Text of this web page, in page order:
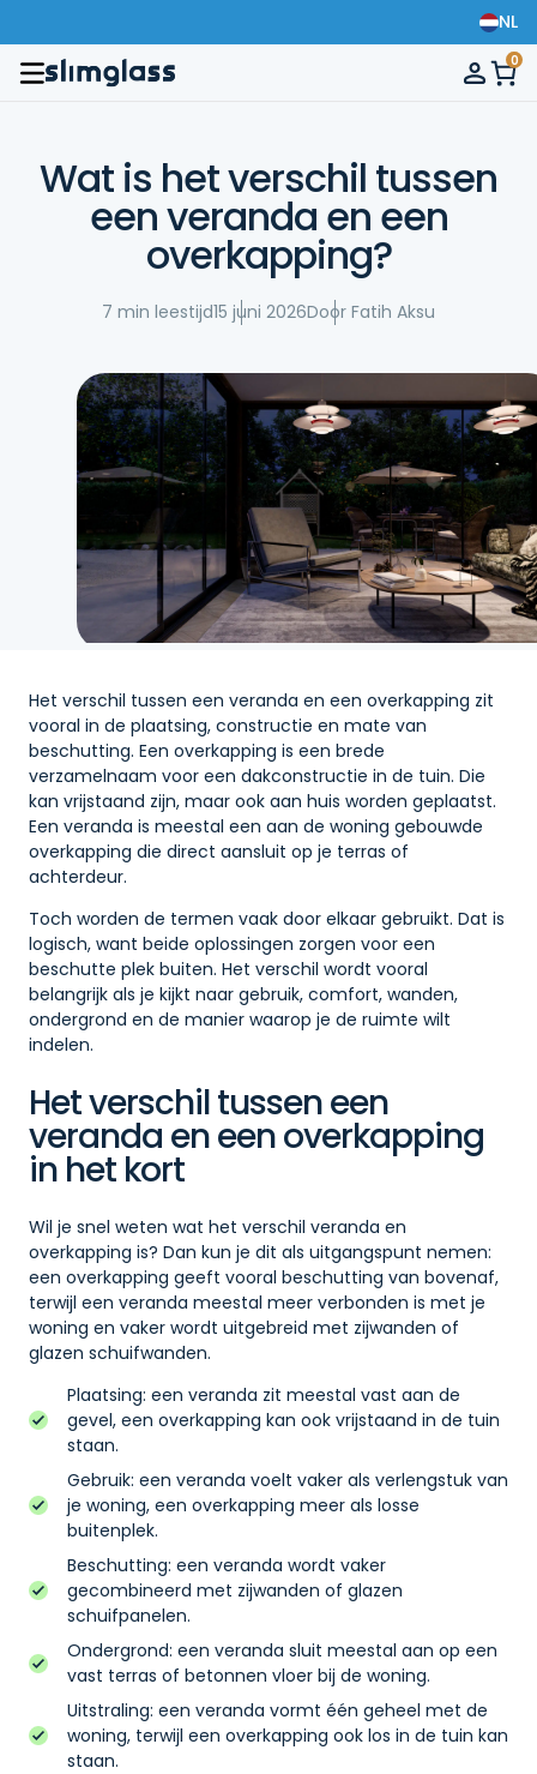
NL
0
Wat is het verschil tussen
een veranda en een
overkapping?
7 min leestijd15 juni 2026Door Fatih Aksu
Het verschil tussen een veranda en een overkapping zit
vooral in de plaatsing, constructie en mate van
beschutting. Een overkapping is een brede
verzamelnaam voor een dakconstructie in de tuin. Die
kan vrijstaand zijn, maar ook aan huis worden geplaatst.
Een veranda is meestal een aan de woning gebouwde
overkapping die direct aansluit op je terras of
achterdeur.
Toch worden de termen vaak door elkaar gebruikt. Dat is
logisch, want beide oplossingen zorgen voor een
beschutte plek buiten. Het verschil wordt vooral
belangrijk als je kijkt naar gebruik, comfort, wanden,
ondergrond en de manier waarop je de ruimte wilt
indelen.
Het verschil tussen een
veranda en een overkapping
in het kort
Wil je snel weten wat het verschil veranda en
overkapping is? Dan kun je dit als uitgangspunt nemen:
een overkapping geeft vooral beschutting van bovenaf,
terwijl een veranda meestal meer verbonden is met je
woning en vaker wordt uitgebreid met zijwanden of
glazen schuifwanden.
Plaatsing: een veranda zit meestal vast aan de
gevel, een overkapping kan ook vrijstaand in de tuin
staan.
Gebruik: een veranda voelt vaker als verlengstuk van
je woning, een overkapping meer als losse
buitenplek.
Beschutting: een veranda wordt vaker
gecombineerd met zijwanden of glazen
schuifpanelen.
Ondergrond: een veranda sluit meestal aan op een
vast terras of betonnen vloer bij de woning.
Uitstraling: een veranda vormt één geheel met de
woning, terwijl een overkapping ook los in de tuin kan
staan.